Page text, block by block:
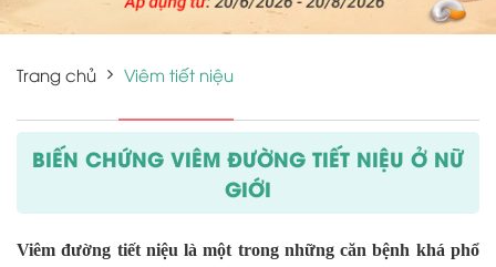
Trang chủ Viêm tiết niệu
BIẾN CHỨNG VIÊM ĐƯỜNG TIẾT NIỆU Ở NỮ
GIỚI
Viêm đường tiết niệu là một trong những căn bệnh khá phổ